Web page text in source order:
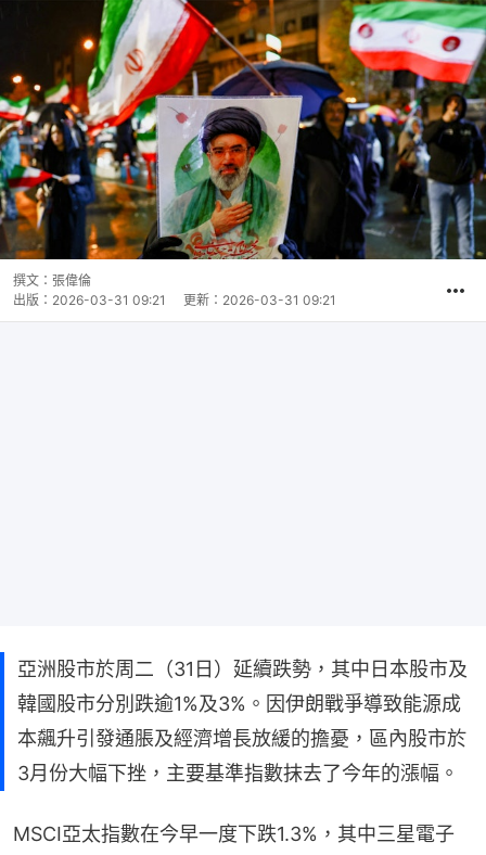
撰文： 張偉倫
出版： 2026-03-31 09:21 更新： 2026-03-31 09:21
亞洲股市於周二（31日）延續跌勢，其中日本股市及
韓國股市分別跌逾1%及3%。因伊朗戰爭導致能源成
本飆升引發通脹及經濟增長放緩的擔憂，區內股市於
3月份大幅下挫，主要基準指數抹去了今年的漲幅。
MSCI亞太指數在今早一度下跌1.3%，其中三星電子